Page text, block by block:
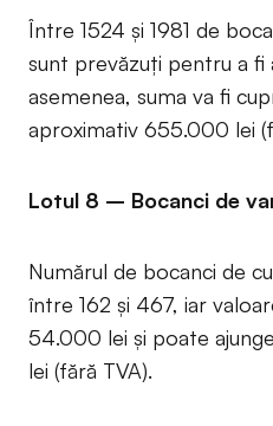
Între 1524 și 1981 de
sunt prevăzuți pentru a fi
asemenea, suma va fi
aproximativ 655.000 lei
Lotul 8 – Bocanci de
Numărul de bocanci de
între 162 și 467, iar
54.000 lei și poate
lei (fără TVA).